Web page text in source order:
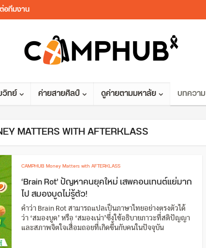
อทีมงาน
วิทย์ ค่ายสายศิลป์ ดูค่ายตามมหาลัย บทความ
MATTERS WITH AFTERKLASS
CAMPHUB Money Matters with AFTERKLASS
‘Brain Rot’ ปัญหาคนยุคใหม่ เสพคอนเทนต์แย่มาก
ไป สมองบูดไม่รู้ตัว!
คำว่า Brain Rot สามารถแปลเป็นภาษาไทยอย่างตรงตัวได้
ว่า ‘สมองบูด’ หรือ ‘สมองเน่า’ซึ่งใช้อธิบายภาวะที่สติปัญญา
และสภาพจิตใจเสื่อมถอยที่เกิดขึ้นกับคนในปัจจุบัน